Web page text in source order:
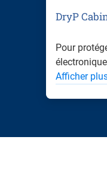
DryP
Pour
Afficher